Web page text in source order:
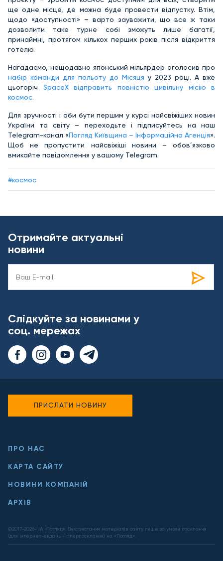
ще одне місце, де можна буде провести відпустку. Втім,
щодо «доступності» – варто зауважити, що все ж таки
дозволити таке турне собі зможуть лише багатії,
принаймні, протягом кількох перших років після відкриття
готелю.
Нагадаємо, нещодавно японський мільярдер оголосив про
набір команди для польоту до Місяця у 2023 році. А вже
цьогоріч SpaceX відправить повністю цивільну місію в
космос.
Для зручності і аби бути першим у курсі найсвіжіших новин
України та світу – переходьте і підписуйтесь на наш
Telegram-канал «Погляд Київщина – Інформаційна Агенція».
Щоб не пропустити найсвіжіші новини – обов’язково
вмикайте повідомлення у вашому Telegram.
#космос
Отримайте актуальні
новини
Слідкуйте за новинами у
соц. мережах
ПРО НАС
КАРТА САЙТУ
НОВИНИ КОМПАНІЙ
АРХІВ
@2017-2026- ІА «Погляд». Використання матеріалів сайту лише за умови посилання
(для інтернет-видань - гіперпосилання) на «Погляд».
ПРИСЛАТИ НОВИНУ